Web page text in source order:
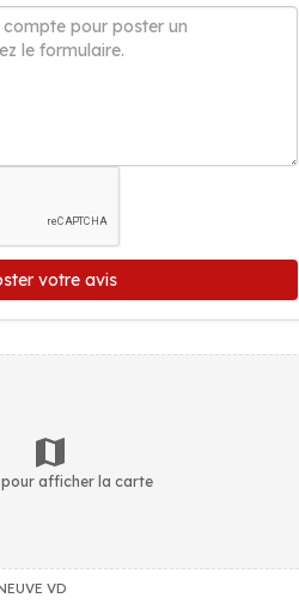
votre avis
pour afficher la carte
VD